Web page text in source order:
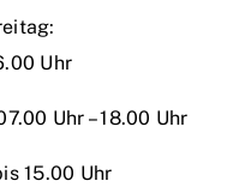
Uhr
Uhr – 18.00 Uhr
15.00 Uhr